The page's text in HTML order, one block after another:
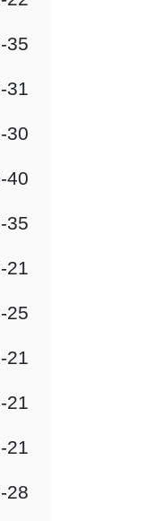
35
31
30
40
35
21
25
21
21
21
28